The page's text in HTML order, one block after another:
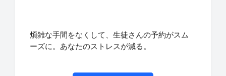
煩雑な手間をなくして、生徒さんの予約がスム
ーズに。あなたのストレスが減る。